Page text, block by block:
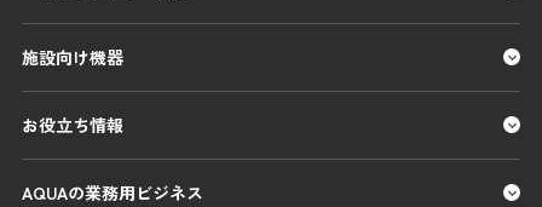
施設向け機器
お役立ち情報
AQUAの業務用ビジネス